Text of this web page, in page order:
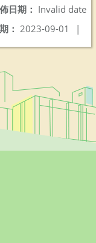
日期： Invalid date
： 2023-09-01 |